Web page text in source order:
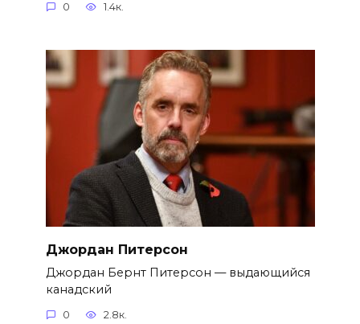
0 1.4к.
Джордан Питерсон
Джордан Бернт Питерсон — выдающийся
канадский
0 2.8к.